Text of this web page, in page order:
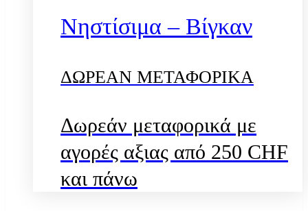
Νηστίσιμα – Βίγκαν
ΔΩΡΕΑΝ ΜΕΤΑΦΟΡΙΚΑ
Δωρεάν μεταφορικά με
αγορές αξιας από 250 CHF
και πάνω